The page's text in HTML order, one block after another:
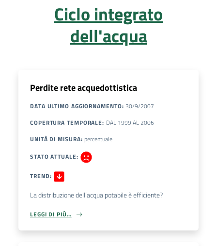
Ciclo integrato
dell'acqua
Perdite rete acquedottistica
DATA ULTIMO AGGIORNAMENTO: 30/9/2007
COPERTURA TEMPORALE: DAL 1999 AL 2006
UNITÀ DI MISURA: percentuale
STATO ATTUALE:
TREND:
La distribuzione dell’acqua potabile è efficiente?
LEGGI DI PIÙ…